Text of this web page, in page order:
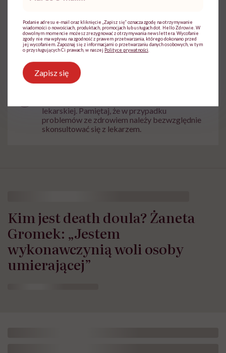
Powiązane tematy:
Ból Miesiączka sposoby na ból
lekarskiej. Pamiętaj, że w przypadku
problemów ze zdrowiem należy bezwzględnie
skonsultować się z lekarzem.
Kim jest death doula? Żaneta
Gromek: „Jestem
wykonawczynią woli osoby
umierającej”
*
Podanie adresu e-mail oraz kliknięcie „Zapisz się” oznacza zgodę na otrzymywanie
wiadomości o nowościach, produktach, promocjach lub usługach dot. Hello Zdrowie. W
dowolnym momencie możesz zrezygnować z otrzymywania newslettera. Wycofanie
zgody nie ma wpływu na zgodność z prawem przetwarzania, którego dokonano przed
jej wycofaniem. Zapoznaj się z informacjami o przetwarzaniu danych osobowych, w tym
o przysługujących Ci prawach, w naszej Polityce prywatności
Zapisz się